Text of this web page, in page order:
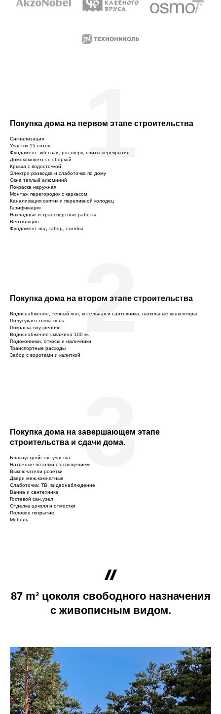
Покупка дома на первом этапе строительства
Сигнализация
Участок 15 соток
Фундамент: жб сваи, ростверк, плиты перекрытия.
Домокомплект со сборкой
Крыша с водосточкой
Электро разводка и слаботочка по дому
Окна теплый алюминий
Покраска наружная
Монтаж перегородок с каркасом
Канализация септик и переливной колодец
Газификация
Накладные и транспортные работы
Вентиляция
Фундамент под забор, столбы
1
Покупка дома на втором этапе строительства
Водоснабжение, теплый пол, котельная и сантехника, напольные конвекторы
Полусухая стяжка пола
Покраска внутренняя
Водоснабжение скважина 100 м.
Подоконники, откосы и наличники
Транспортные расходы
Забор с воротами и калиткой
2
Покупка дома на завершающем этапе
строительства и сдачи дома.
Благоустройство участка
Натяжные потолки с освещением
Выключатели розетки
Двери меж.комнатные
Слаботочка: ТВ, видеонаблюдение
Ванна и сантехника
Гостевой сан.узел
Отделка цоколя и отмостки
Половое покрытие
Мебель
3
87 m² цоколя свободного назначения
с живописным видом.